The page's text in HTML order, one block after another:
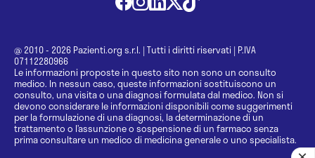
@ 2010 - 2026 Pazienti.org s.r.l. | Tutti i diritti riservati | P.IVA
07112280966
Le informazioni proposte in questo sito non sono un consulto
medico. In nessun caso, queste informazioni sostituiscono un
consulto, una visita o una diagnosi formulata dal medico. Non si
devono considerare le informazioni disponibili come suggerimenti
per la formulazione di una diagnosi, la determinazione di un
trattamento o l’assunzione o sospensione di un farmaco senza
prima consultare un medico di medicina generale o uno specialista.